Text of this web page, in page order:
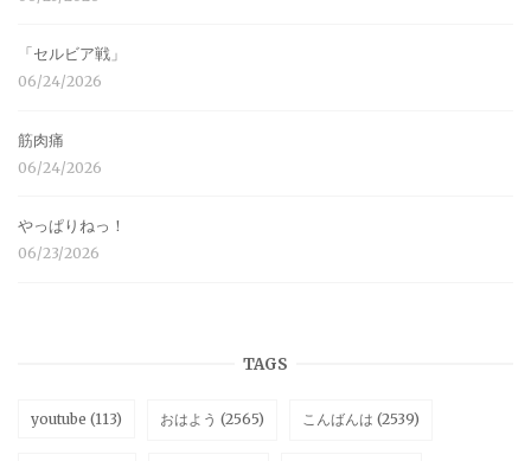
「セルビア戦」
06/24/2026
筋肉痛
06/24/2026
やっぱりねっ！
06/23/2026
TAGS
youtube (113) おはよう (2565) こんばんは (2539)